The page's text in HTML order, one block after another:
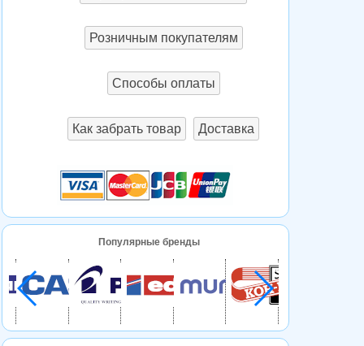
Розничным покупателям
Способы оплаты
Как забрать товар Доставка
Популярные бренды